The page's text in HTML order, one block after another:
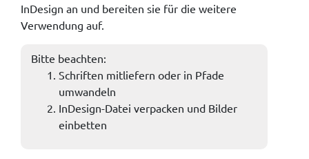
InDesign an und bereiten sie für die weitere
Verwendung auf.
Bitte beachten:
Schriften mitliefern oder in Pfade
umwandeln
InDesign-Datei verpacken und Bilder
einbetten